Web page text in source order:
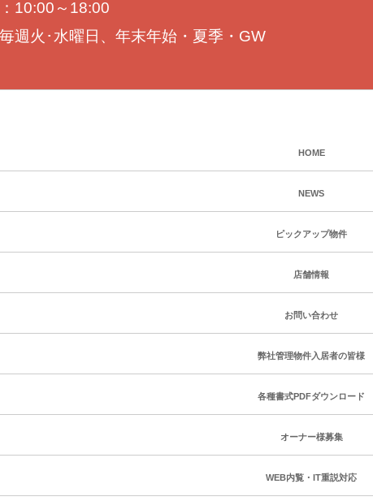
10:00～18:00
週火･水曜日、年末年始・夏季・GW
HOME
NEWS
ピックアップ物件
店舗情報
お問い合わせ
弊社管理物件入居者の皆様
各種書式PDFダウンロード
オーナー様募集
WEB内覧・IT重説対応